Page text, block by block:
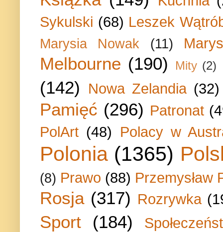
Sykulski (68) Leszek
Marysia Nowak (11)
Melbourne (190) Mity (2)
(142) Nowa Zelandia (32)
Pamięć (296) Patronat
PolArt (48) Polacy w
Polonia (1365)
(8) Prawo (88) Przemysław
Rosja (317) Rozrywka
Sport (184)